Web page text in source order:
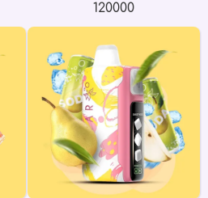
120000